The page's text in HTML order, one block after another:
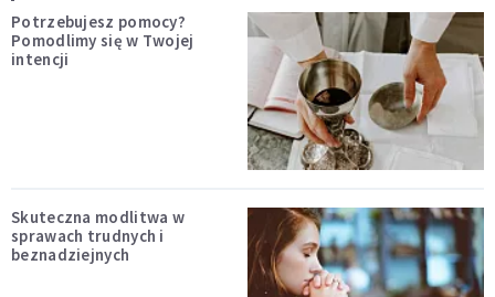
Potrzebujesz pomocy?
Pomodlimy się w Twojej
intencji
Skuteczna modlitwa w
sprawach trudnych i
beznadziejnych